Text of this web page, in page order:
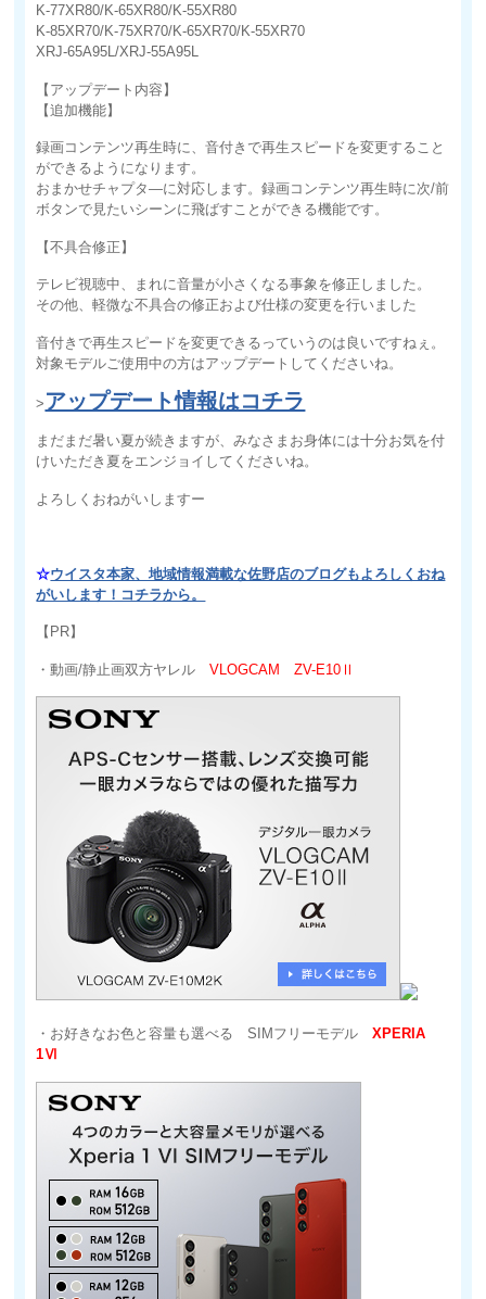
K-77XR80/K-65XR80/K-55XR80
K-85XR70/K-75XR70/K-65XR70/K-55XR70
XRJ-65A95L/XRJ-55A95L
【アップデート内容】
【追加機能】
録画コンテンツ再生時に、音付きで再生スピードを変更すること
ができるようになります。
おまかせチャプタ―に対応します。録画コンテンツ再生時に次/前
ボタンで見たいシーンに飛ばすことができる機能です。
【不具合修正】
テレビ視聴中、まれに音量が小さくなる事象を修正しました。
その他、軽微な不具合の修正および仕様の変更を行いました
音付きで再生スピードを変更できるっていうのは良いですねぇ。
対象モデルご使用中の方はアップデートしてくださいね。
> アップデート情報はコチラ
まだまだ暑い夏が続きますが、みなさまお身体には十分お気を付
けいただき夏をエンジョイしてくださいね。
よろしくおねがいしますー
☆ウイスタ本家、地域情報満載な佐野店のブログもよろしくおね
がいします！コチラから。
【PR】
・動画/静止画双方ヤレルVLOGCAM ZV-E10Ⅱ
・お好きなお色と容量も選べる SIMフリーモデルXPERIA
1Ⅵ